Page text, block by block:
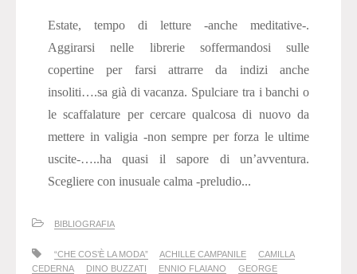
Estate, tempo di letture -anche meditative-.
Aggirarsi nelle librerie soffermandosi sulle
copertine per farsi attrarre da indizi anche
insoliti….sa già di vacanza. Spulciare tra i banchi o
le scaffalature per cercare qualcosa di nuovo da
mettere in valigia -non sempre per forza le ultime
uscite-…..ha quasi il sapore di un’avventura.
Scegliere con inusuale calma -preludio...
BIBLIOGRAFIA
“CHE COS’È LA MODA” ACHILLE CAMPANILE
CAMILLA
CEDERNA
DINO BUZZATI ENNIO FLAIANO
GEORGE